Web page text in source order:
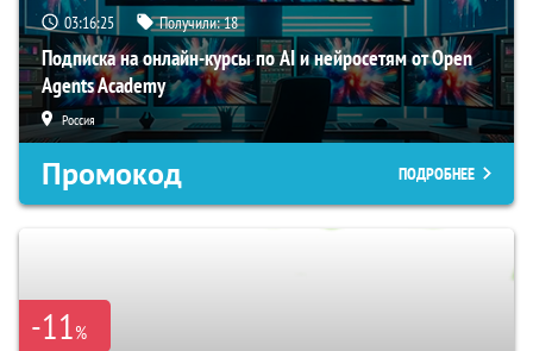
03:16:24 Получили:18
Подписка на онлайн-курсы по AI и нейросетям от Open
Agents Academy
Россия
Промокод ПОДРОБНЕЕ
-11%